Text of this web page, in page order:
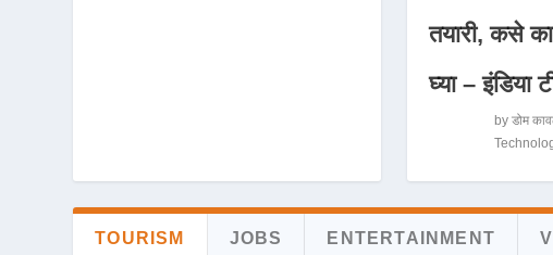
तयारी, कसे
घ्या – इंडिया
by डोम
TOURISM JOBS ENTERTAINMENT